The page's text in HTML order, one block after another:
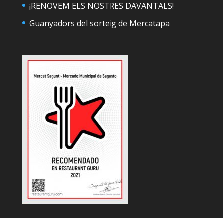
¡RENOVEM ELS NOSTRES DAVANTALS!
Guanyadors del sorteig de Mercatapa